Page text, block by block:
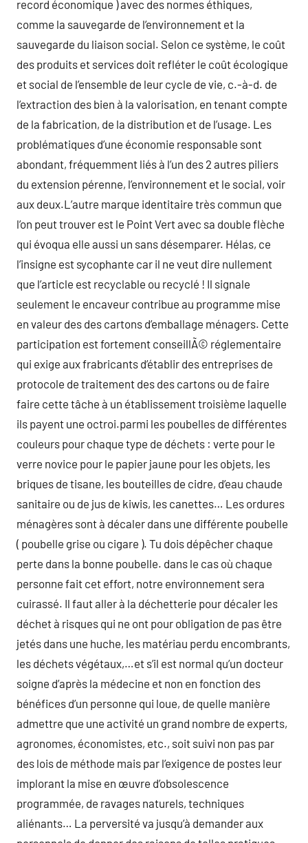
record économique ) avec des normes éthiques,
comme la sauvegarde de l’environnement et la
sauvegarde du liaison social. Selon ce système, le coût
des produits et services doit refléter le coût écologique
et social de l’ensemble de leur cycle de vie, c.-à-d. de
l’extraction des bien à la valorisation, en tenant compte
de la fabrication, de la distribution et de l’usage. Les
problématiques d’une économie responsable sont
abondant, fréquemment liés à l’un des 2 autres piliers
du extension pérenne, l’environnement et le social, voir
aux deux.L’autre marque identitaire très commun que
l’on peut trouver est le Point Vert avec sa double flèche
qui évoqua elle aussi un sans désemparer. Hélas, ce
l’insigne est sycophante car il ne veut dire nullement
que l’article est recyclable ou recyclé ! Il signale
seulement le encaveur contribue au programme mise
en valeur des des cartons d’emballage ménagers. Cette
participation est fortement conseillÃ© réglementaire
qui exige aux frabricants d’établir des entreprises de
protocole de traitement des des cartons ou de faire
faire cette tâche à un établissement troisième laquelle
ils payent une octroi.parmi les poubelles de différentes
couleurs pour chaque type de déchets : verte pour le
verre novice pour le papier jaune pour les objets, les
briques de tisane, les bouteilles de cidre, d’eau chaude
sanitaire ou de jus de kiwis, les canettes… Les ordures
ménagères sont à décaler dans une différente poubelle
( poubelle grise ou cigare ). Tu dois dépêcher chaque
perte dans la bonne poubelle. dans le cas où chaque
personne fait cet effort, notre environnement sera
cuirassé. Il faut aller à la déchetterie pour décaler les
déchet à risques qui ne ont pour obligation de pas être
jetés dans une huche, les matériau perdu encombrants,
les déchets végétaux,…et s’il est normal qu’un docteur
soigne d’après la médecine et non en fonction des
bénéfices d’un personne qui loue, de quelle manière
admettre que une activité un grand nombre de experts,
agronomes, économistes, etc., soit suivi non pas par
des lois de méthode mais par l’exigence de postes leur
implorant la mise en œuvre d’obsolescence
programmée, de ravages naturels, techniques
aliénants… La perversité va jusqu’à demander aux